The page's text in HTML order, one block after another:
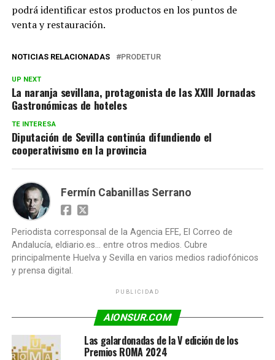
podrá identificar estos productos en los puntos de
venta y restauración.
NOTICIAS RELACIONADAS PRODETUR
UP NEXT
La naranja sevillana, protagonista de las XXIII Jornadas
Gastronómicas de hoteles
TE INTERESA
Diputación de Sevilla continúa difundiendo el
cooperativismo en la provincia
Fermín Cabanillas Serrano
Periodista corresponsal de la Agencia EFE, El Correo de
Andalucía, eldiario.es... entre otros medios. Cubre
principalmente Huelva y Sevilla en varios medios radiofónicos
y prensa digital.
PUBLICIDAD
AIONSUR.COM
Las galardonadas de la V edición de los
Premios ROMA 2024